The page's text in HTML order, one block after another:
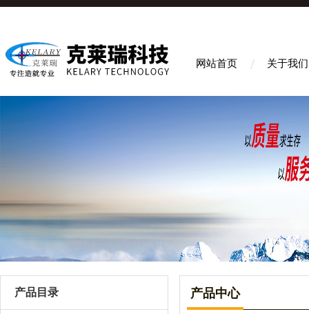
网站首页 关于我们
产品目录 产品中心